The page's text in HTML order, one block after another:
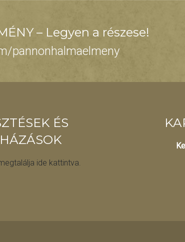
– Legyen a részese!
pannonhalmaelmeny
ÉS
ide kattintva.